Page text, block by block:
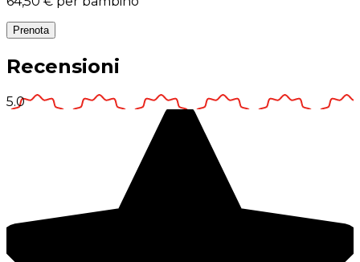
Prenota
Recensioni
5.0